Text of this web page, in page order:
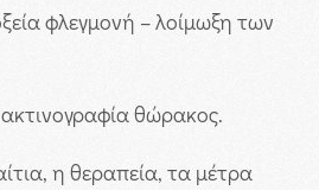
φλεγμονή – λοίμωξη των
ακτινογραφία θώρακος.
η θεραπεία, τα μέτρα